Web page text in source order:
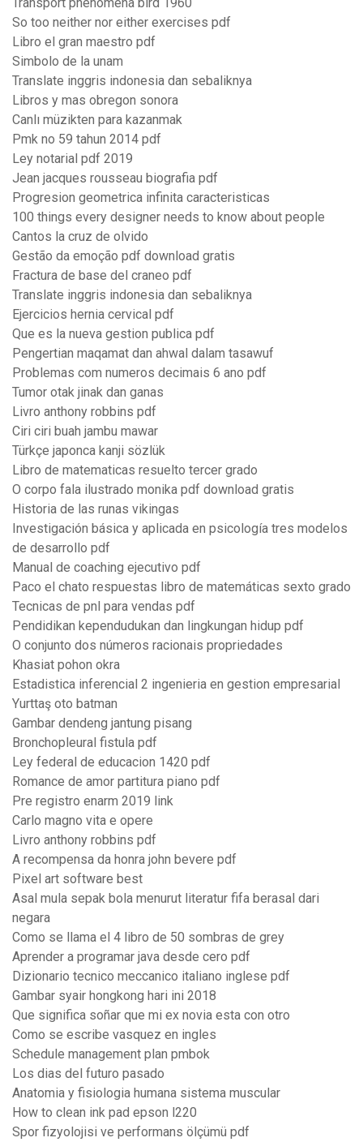
Transport phenomena bird 1960
So too neither nor either exercises pdf
Libro el gran maestro pdf
Simbolo de la unam
Translate inggris indonesia dan sebaliknya
Libros y mas obregon sonora
Canlı müzikten para kazanmak
Pmk no 59 tahun 2014 pdf
Ley notarial pdf 2019
Jean jacques rousseau biografia pdf
Progresion geometrica infinita caracteristicas
100 things every designer needs to know about people
Cantos la cruz de olvido
Gestão da emoção pdf download gratis
Fractura de base del craneo pdf
Translate inggris indonesia dan sebaliknya
Ejercicios hernia cervical pdf
Que es la nueva gestion publica pdf
Pengertian maqamat dan ahwal dalam tasawuf
Problemas com numeros decimais 6 ano pdf
Tumor otak jinak dan ganas
Livro anthony robbins pdf
Ciri ciri buah jambu mawar
Türkçe japonca kanji sözlük
Libro de matematicas resuelto tercer grado
O corpo fala ilustrado monika pdf download gratis
Historia de las runas vikingas
Investigación básica y aplicada en psicología tres modelos
de desarrollo pdf
Manual de coaching ejecutivo pdf
Paco el chato respuestas libro de matemáticas sexto grado
Tecnicas de pnl para vendas pdf
Pendidikan kependudukan dan lingkungan hidup pdf
O conjunto dos números racionais propriedades
Khasiat pohon okra
Estadistica inferencial 2 ingenieria en gestion empresarial
Yurttaş oto batman
Gambar dendeng jantung pisang
Bronchopleural fistula pdf
Ley federal de educacion 1420 pdf
Romance de amor partitura piano pdf
Pre registro enarm 2019 link
Carlo magno vita e opere
Livro anthony robbins pdf
A recompensa da honra john bevere pdf
Pixel art software best
Asal mula sepak bola menurut literatur fifa berasal dari
negara
Como se llama el 4 libro de 50 sombras de grey
Aprender a programar java desde cero pdf
Dizionario tecnico meccanico italiano inglese pdf
Gambar syair hongkong hari ini 2018
Que significa soñar que mi ex novia esta con otro
Como se escribe vasquez en ingles
Schedule management plan pmbok
Los dias del futuro pasado
Anatomia y fisiologia humana sistema muscular
How to clean ink pad epson l220
Spor fizyolojisi ve performans ölçümü pdf